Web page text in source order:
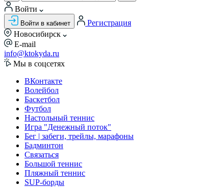
Войти
Войти в кабинет
Регистрация
Новосибирск
E-mail
info@ktokyda.ru
Мы в соцсетях
ВКонтакте
Волейбол
Баскетбол
Футбол
Настольный теннис
Игра "Денежный поток"
Бег | забеги, трейлы, марафоны
Бадминтон
Связаться
Большой теннис
Пляжный теннис
SUP-борды